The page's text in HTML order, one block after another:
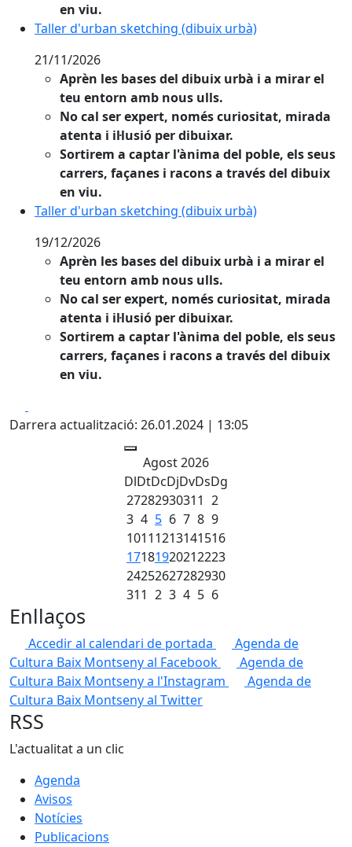
en viu.
Taller d'urban sketching (dibuix urbà)
Taller d'urban sketching (dibuix urbà)
21/11/2026
Aprèn les bases del dibuix urbà i a mirar el
teu entorn amb nous ulls.
No cal ser expert, només curiositat, mirada
atenta i il·lusió per dibuixar.
Sortirem a captar l'ànima del poble, els seus
carrers, façanes i racons a través del dibuix
en viu.
Taller d'urban sketching (dibuix urbà)
Taller d'urban sketching (dibuix urbà)
19/12/2026
Aprèn les bases del dibuix urbà i a mirar el
teu entorn amb nous ulls.
No cal ser expert, només curiositat, mirada
atenta i il·lusió per dibuixar.
Sortirem a captar l'ànima del poble, els seus
carrers, façanes i racons a través del dibuix
en viu.
Darrera actualització: 26.01.2024 | 13:05
Agost 2026
DlDtDcDjDvDsDg
27282930311 2
3 4 5 6 7 8 9
10111213141516
17181920212223
24252627282930
311 2 3 4 5 6
Enllaços
Accedir al calendari de portada
Agenda de
Cultura Baix Montseny al Facebook
Agenda de
Cultura Baix Montseny a l'Instagram
Agenda de
Cultura Baix Montseny al Twitter
RSS
L'actualitat a un clic
Agenda
Avisos
Notícies
Publicacions